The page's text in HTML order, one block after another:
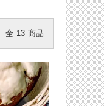
全 13 商品